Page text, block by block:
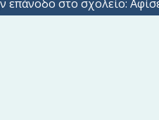
επάνοδο στο σχολείο: